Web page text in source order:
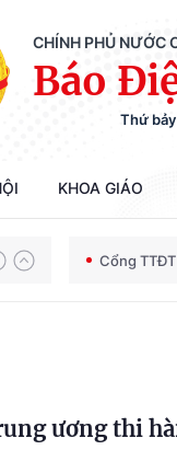
CHÍNH PHỦ NƯỚC
Báo
Thứ
KHOA GIÁO
Cổng
ương thi